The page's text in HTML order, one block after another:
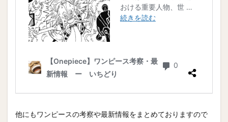
他にもワンピースの考察や最新情報をまとめておりますので